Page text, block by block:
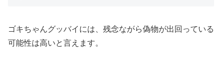
ゴキちゃんグッバイには、残念ながら偽物が出回っている
可能性は高いと言えます。